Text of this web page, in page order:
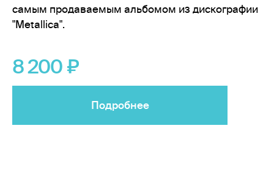
самым продаваемым альбомом из дискографии
"Metallica".
8 200
Подробнее